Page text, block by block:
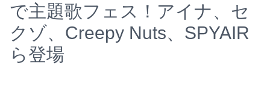
で主題歌フェス！アイナ、セ
クゾ、Creepy Nuts、SPYAIR
ら登場